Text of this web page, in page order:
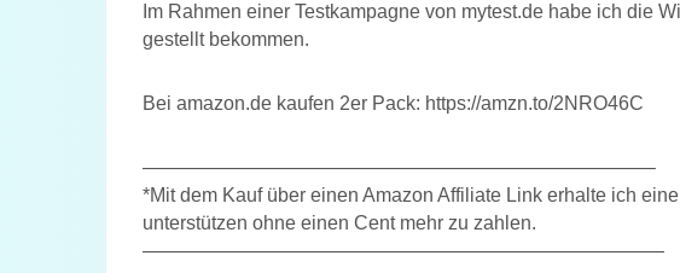
Im Rahmen einer Testkampagne von mytest.de habe ich die
gestellt bekommen.
Bei amazon.de kaufen 2er Pack: https://amzn.to/2NRO46C
——————————————————————————–
*Mit dem Kauf über einen Amazon Affiliate Link erhalte ich
unterstützen ohne einen Cent mehr zu zahlen.
———————————————————————————